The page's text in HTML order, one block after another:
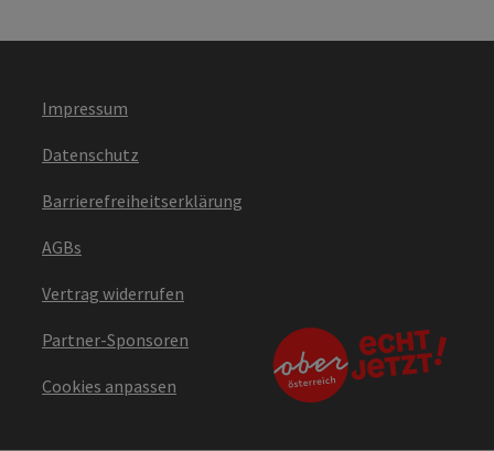
Impressum
Datenschutz
Barrierefreiheitserklärung
AGBs
Vertrag widerrufen
Partner-Sponsoren
Cookies anpassen